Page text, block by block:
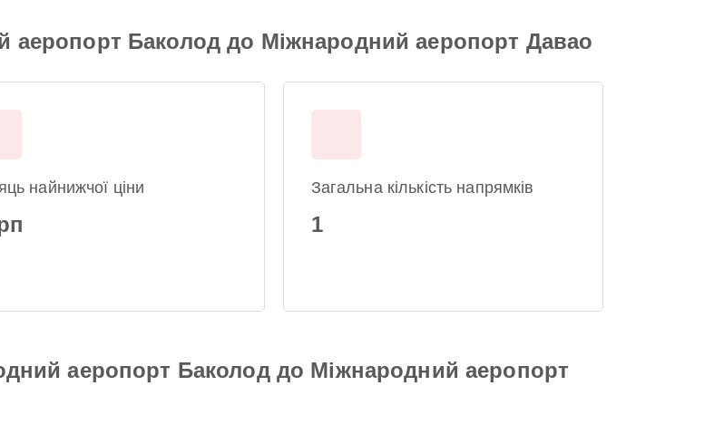
аеропорт Баколод до Міжнародний аеропорт Давао
найнижчої ціни Загальна кількість напрямків
1
аеропорт Баколод до Міжнародний аеропорт